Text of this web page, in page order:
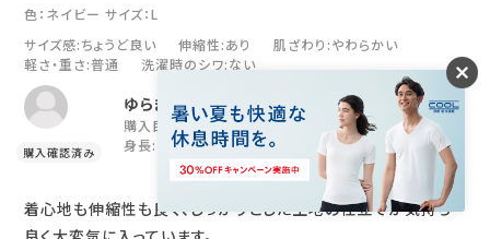
色：ネイビー サイズ：L
サイズ感:ちょうど良い 伸縮性:あり 肌ざわり :やわらかい
軽さ・重さ:普通 洗濯時のシワ:ない
ゆらまお
購入目的:疲労回復 年代:50代 性別: 男性
身長:
166～170cm
着心地も伸縮性も良く、しっかりとした生地の仕立てが気持ち